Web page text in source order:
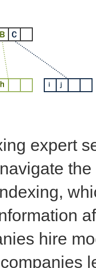
expert
hire